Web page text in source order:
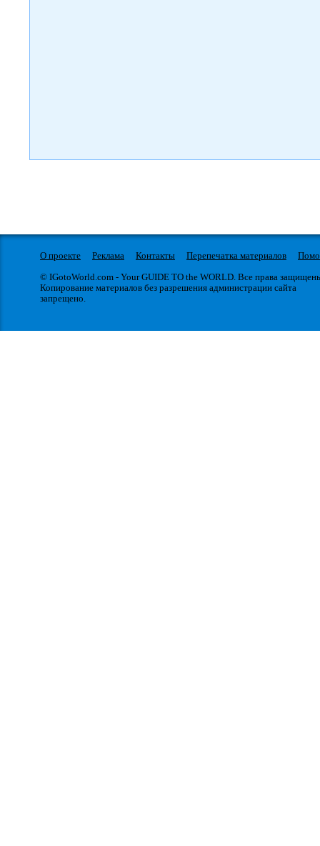
О проекте Реклама Контакты Перепечатка материалов
© IGotoWorld.com - Your GUIDE TO the WORLD. Все права
Копирование материалов без разрешения администрации сайта
запрещено.